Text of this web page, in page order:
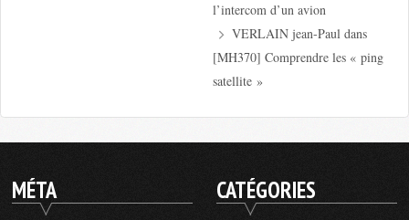
l’intercom d’un avion
VERLAIN jean-Pauldans
[MH370] Comprendre les « ping
satellite »
MÉTA CATÉGORIES